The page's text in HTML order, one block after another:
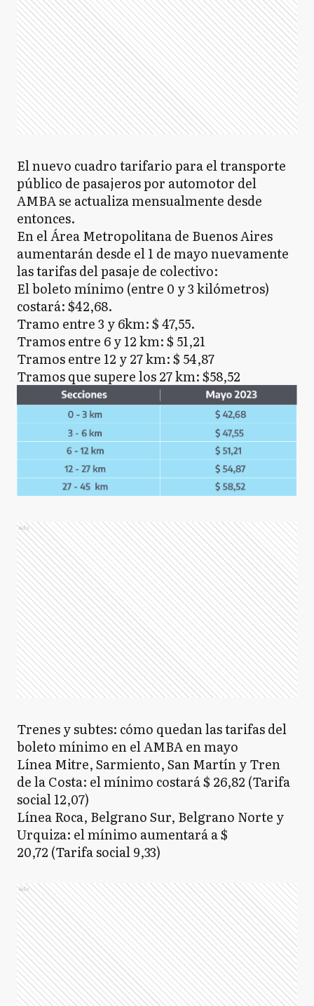
El nuevo cuadro tarifario para el transporte
público de pasajeros por automotor del
AMBA se actualiza mensualmente desde
entonces.
En el Área Metropolitana de Buenos Aires
aumentarán desde el 1 de mayo nuevamente
las tarifas del pasaje de colectivo:
El boleto mínimo (entre 0 y 3 kilómetros)
costará: $42,68.
Tramo entre 3 y 6km: $ 47,55.
Tramos entre 6 y 12 km: $ 51,21
Tramos entre 12 y 27 km: $ 54,87
Tramos que supere los 27 km: $58,52
Ads
Trenes y subtes: cómo quedan las tarifas del
boleto mínimo en el AMBA en mayo
Línea Mitre, Sarmiento, San Martín y Tren
de la Costa: el mínimo costará $ 26,82 (Tarifa
social 12,07)
Línea Roca, Belgrano Sur, Belgrano Norte y
Urquiza: el mínimo aumentará a $
20,72 (Tarifa social 9,33)
Ads